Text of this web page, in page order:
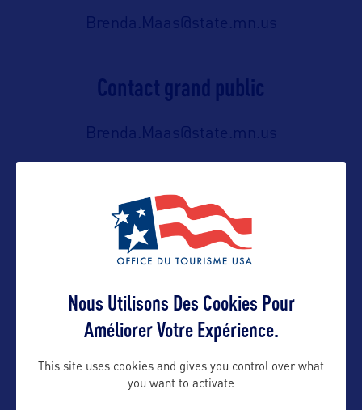
Brenda.Maas@state.mn.us
Contact grand public
Brenda.Maas@state.mn.us
Suivre
Nous Utilisons Des Cookies Pour
Améliorer Votre Expérience.
This site uses cookies and gives you control over what
you want to activate